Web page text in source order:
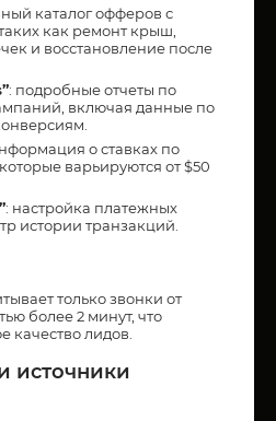
каталог офферов с
как ремонт крыш,
и восстановление после
: подробные отчеты по
включая данные по
о ставках по
варьируются от $50
: настройка платежных
истории транзакций.
только звонки от
более 2 минут, что
качество лидов.
источники